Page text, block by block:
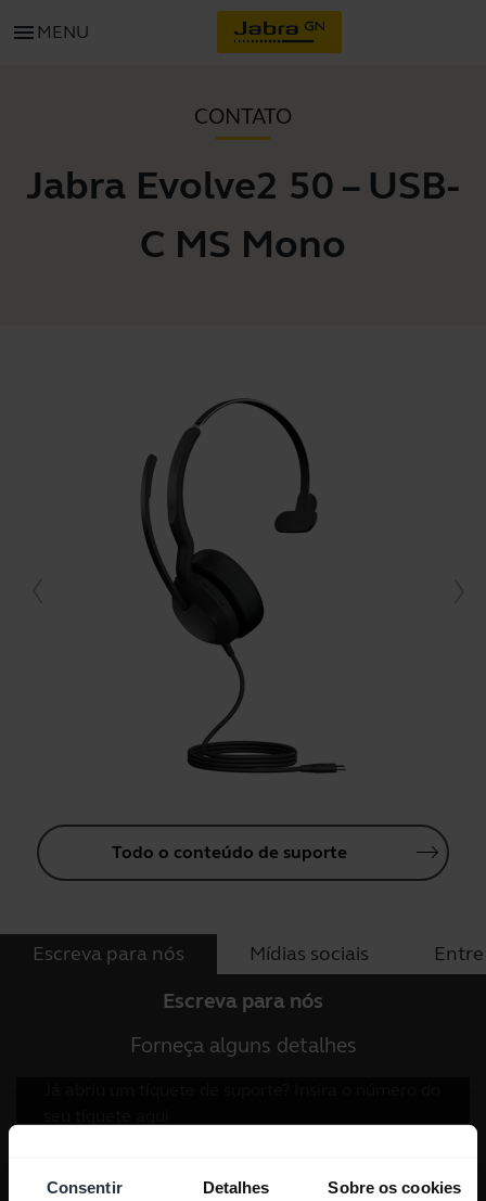
Consentir Detalhes Sobre os cookies
menu MENU
CONTATO
Jabra Evolve2 50 – USB-
C MS Mono
Todo o conteúdo de suporte
Escreva para nós Mídias sociais
Escreva para nós
Forneça alguns detalhes